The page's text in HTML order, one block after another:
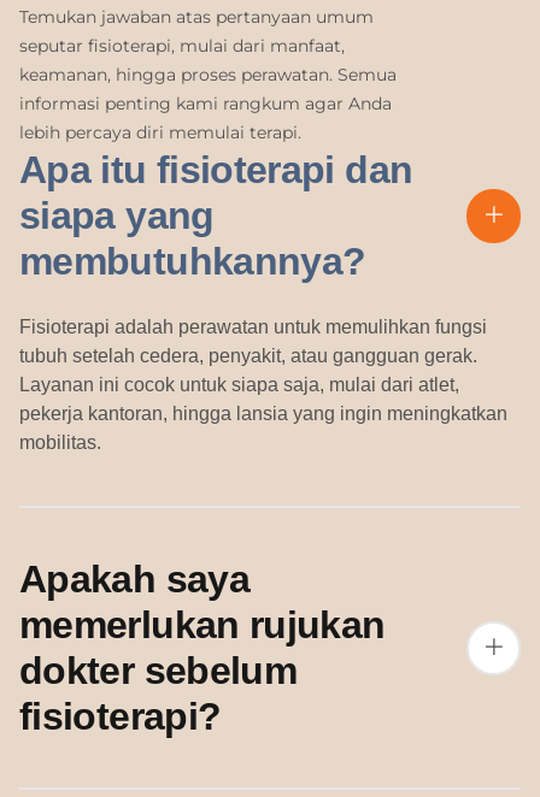
Temukan jawaban atas pertanyaan umum
seputar fisioterapi, mulai dari manfaat,
keamanan, hingga proses perawatan. Semua
informasi penting kami rangkum agar Anda
lebih percaya diri memulai terapi.
Apa itu fisioterapi dan
siapa yang
membutuhkannya?
Fisioterapi adalah perawatan untuk memulihkan fungsi
tubuh setelah cedera, penyakit, atau gangguan gerak.
Layanan ini cocok untuk siapa saja, mulai dari atlet,
pekerja kantoran, hingga lansia yang ingin meningkatkan
mobilitas.
Apakah saya
memerlukan rujukan
dokter sebelum
fisioterapi?